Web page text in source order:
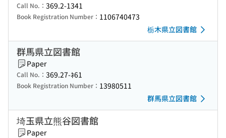
Call No.： 369.2-1341
Book Registration Number： 1106740473
栃木県立図書館
群馬県立図書館
Paper
Call No.： 369.27-ﾈ61
Book Registration Number： 13980511
群馬県立図書館
埼玉県立熊谷図書館
Paper